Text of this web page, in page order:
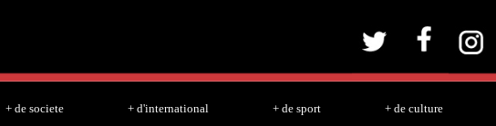
+ de societe + d'international + de sport + de culture